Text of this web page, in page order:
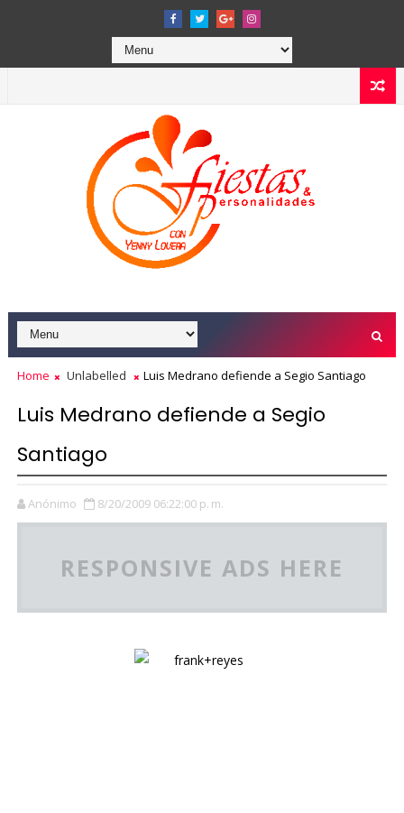
Home Unlabelled Luis Medrano defiende a Segio Santiago
Luis Medrano defiende a Segio
Santiago
Anónimo 8/20/2009 06:22:00 p. m.
RESPONSIVE ADS HERE